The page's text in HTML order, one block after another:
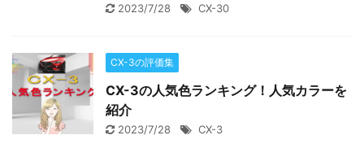
2023/7/28 CX-30
CX-3の評価集
CX-3の人気色ランキング！人気カラーを
紹介
2023/7/28 CX-3